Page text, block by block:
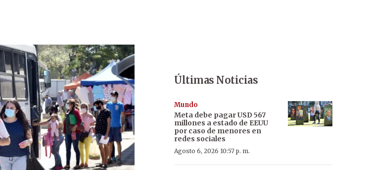
Últimas Noticias
Mundo
Meta debe pagar USD 567
millones a estado de EEUU
por caso de menores en
redes sociales
Agosto 6, 2026 10:57 p. m.